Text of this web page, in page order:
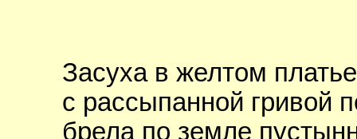
Засуха в желтом
с рассыпанной гривой
брела по земле